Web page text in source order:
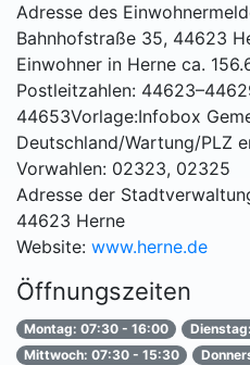
Adresse des
Bahnhofstraße 35, 44623
Einwohner in Herne ca.
Postleitzahlen:
44653Vorlage:Infobox
Deutschland/Wartung/PLZ
Vorwahlen: 02323, 02325
Adresse der
44623 Herne
Website: www.herne.de
Öffnungszeiten
Montag: 07:30 - 16:00
Mittwoch: 07:30 - 15:30